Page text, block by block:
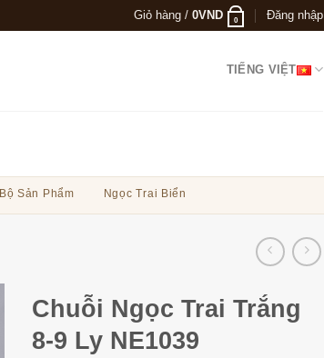
Giỏ hàng / 0VND 0 Đăng nhập
TIẾNG VIỆT
Bộ Sản Phẩm Ngọc Trai Biển
Chuỗi Ngọc Trai Trắng
8-9 Ly NE1039